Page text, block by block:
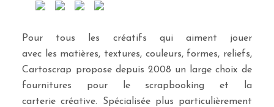
Pour tous les créatifs qui aiment jouer
avec les matières, textures, couleurs, formes, reliefs,
Cartoscrap propose depuis 2008 un large choix de
fournitures pour le scrapbooking et la
carterie créative. Spécialisée plus particulièrement